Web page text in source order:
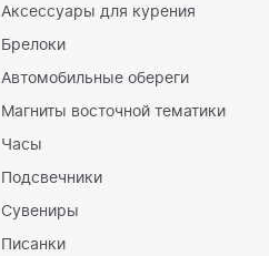
Аксессуары для курения
Брелоки
Автомобильные обереги
Магниты восточной тематики
Часы
Подсвечники
Сувениры
Писанки